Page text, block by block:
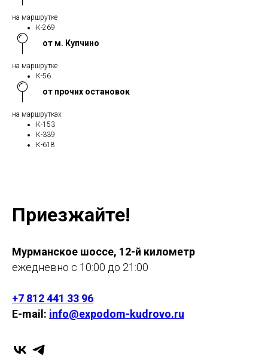
на маршрутке
К-269
от м. Купчино
на маршрутке
К-56
от прочих остановок
на маршрутках
К-153
К-339
К-618
Приезжайте!
Мурманское шоссе, 12-й километр
ежедневно с 10:00 до 21:00
+7 812 441 33 96
E-mail: info@expodom-kudrovo.ru